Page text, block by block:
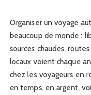
Organiser un voyage
beaucoup de monde :
sources chaudes,
locaux voient chaque
chez les voyageurs en
en temps, en argent,